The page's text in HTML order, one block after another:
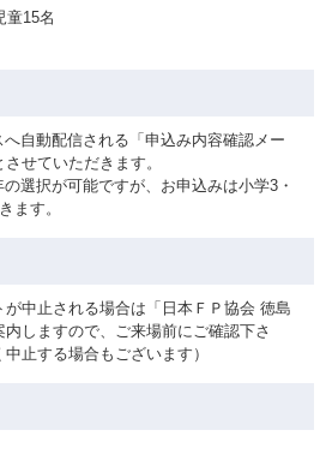
15名
自動配信される「申込み内容確認メー
せていただきます。
選択が可能ですが、お申込みは小学3・
ます。
中止される場合は「日本ＦＰ協会 徳島
しますので、ご来場前にご確認下さ
止する場合もございます）